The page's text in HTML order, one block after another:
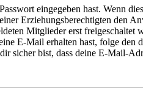
eingegeben hast. Wenn
Erziehungsberechtigten den
Mitglieder erst
E-Mail erhalten hast, folge
sicher bist, dass deine E-Mail-